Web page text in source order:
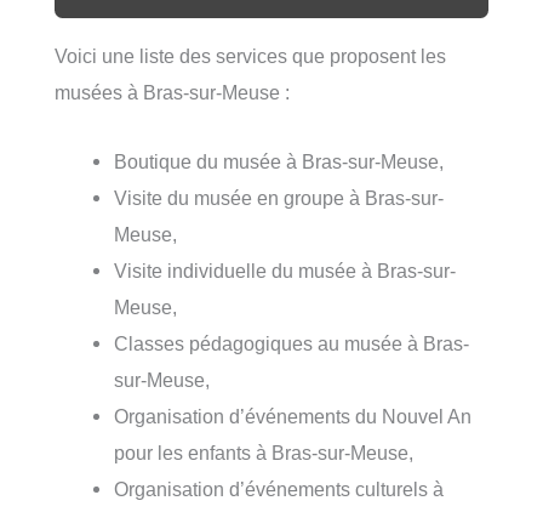
Voici une liste des services que proposent les
musées à Bras-sur-Meuse :
Boutique du musée à Bras-sur-Meuse,
Visite du musée en groupe à Bras-sur-
Meuse,
Visite individuelle du musée à Bras-sur-
Meuse,
Classes pédagogiques au musée à Bras-
sur-Meuse,
Organisation d’événements du Nouvel An
pour les enfants à Bras-sur-Meuse,
Organisation d’événements culturels à